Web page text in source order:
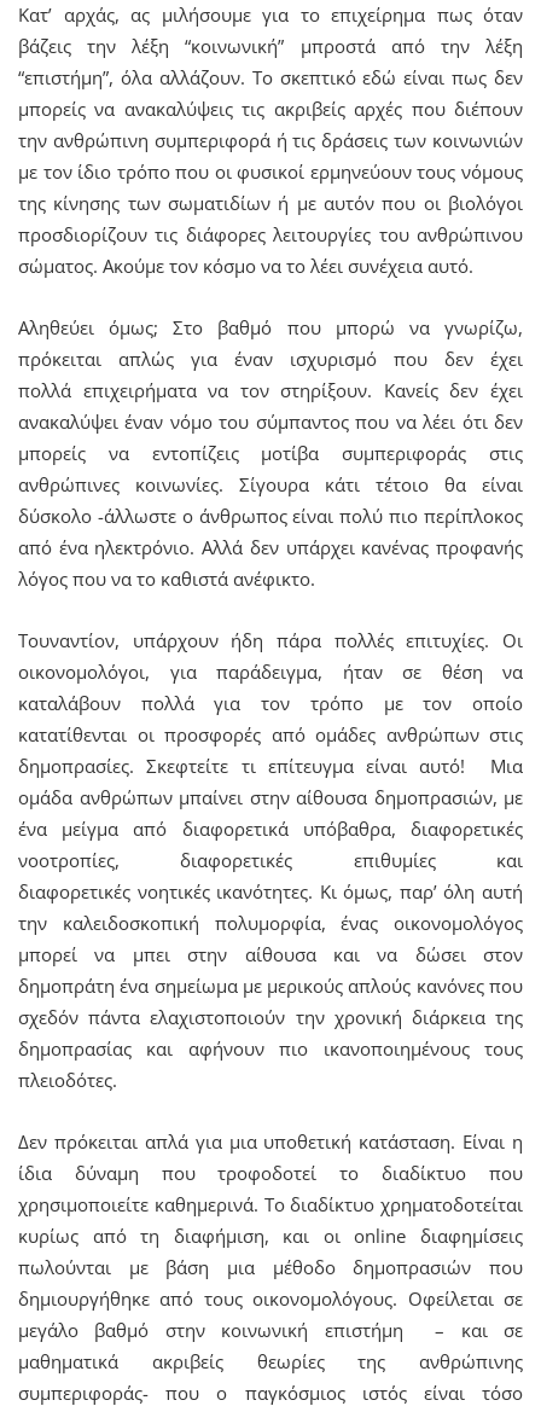
Κατ’ αρχάς, ας μιλήσουμε για το επιχείρημα πως όταν
βάζεις την λέξη “κοινωνική” μπροστά από την λέξη
“επιστήμη”, όλα αλλάζουν. Το σκεπτικό εδώ είναι πως δεν
μπορείς να ανακαλύψεις τις ακριβείς αρχές που διέπουν
την ανθρώπινη συμπεριφορά ή τις δράσεις των κοινωνιών
με τον ίδιο τρόπο που οι φυσικοί ερμηνεύουν τους νόμους
της κίνησης των σωματιδίων ή με αυτόν που οι βιολόγοι
προσδιορίζουν τις διάφορες λειτουργίες του ανθρώπινου
σώματος. Ακούμε τον κόσμο να το λέει συνέχεια αυτό.
Αληθεύει όμως; Στο βαθμό που μπορώ να γνωρίζω,
πρόκειται απλώς για έναν ισχυρισμό που δεν έχει
πολλά επιχειρήματα να τον στηρίξουν. Κανείς δεν έχει
ανακαλύψει έναν νόμο του σύμπαντος που να λέει ότι δεν
μπορείς να εντοπίζεις μοτίβα συμπεριφοράς στις
ανθρώπινες κοινωνίες. Σίγουρα κάτι τέτοιο θα είναι
δύσκολο -άλλωστε ο άνθρωπος είναι πολύ πιο περίπλοκος
από ένα ηλεκτρόνιο. Αλλά δεν υπάρχει κανένας προφανής
λόγος που να το καθιστά ανέφικτο.
Τουναντίον, υπάρχουν ήδη πάρα πολλές επιτυχίες. Οι
οικονομολόγοι, για παράδειγμα, ήταν σε θέση να
καταλάβουν πολλά για τον τρόπο με τον οποίο
κατατίθενται οι προσφορές από ομάδες ανθρώπων στις
δημοπρασίες. Σκεφτείτε τι επίτευγμα είναι αυτό! Μια
ομάδα ανθρώπων μπαίνει στην αίθουσα δημοπρασιών, με
ένα μείγμα από διαφορετικά υπόβαθρα, διαφορετικές
νοοτροπίες, διαφορετικές επιθυμίες και
διαφορετικές νοητικές ικανότητες. Κι όμως, παρ’ όλη αυτή
την καλειδοσκοπική πολυμορφία, ένας οικονομολόγος
μπορεί να μπει στην αίθουσα και να δώσει στον
δημοπράτη ένα σημείωμα με μερικούς απλούς κανόνες που
σχεδόν πάντα ελαχιστοποιούν την χρονική διάρκεια της
δημοπρασίας και αφήνουν πιο ικανοποιημένους τους
πλειοδότες.
Δεν πρόκειται απλά για μια υποθετική κατάσταση. Είναι η
ίδια δύναμη που τροφοδοτεί το διαδίκτυο που
χρησιμοποιείτε καθημερινά. Το διαδίκτυο χρηματοδοτείται
κυρίως από τη διαφήμιση, και οι online διαφημίσεις
πωλούνται με βάση μια μέθοδο δημοπρασιών που
δημιουργήθηκε από τους οικονομολόγους. Οφείλεται σε
μεγάλο βαθμό στην κοινωνική επιστήμη – και σε
μαθηματικά ακριβείς θεωρίες της ανθρώπινης
συμπεριφοράς- που ο παγκόσμιος ιστός είναι τόσο